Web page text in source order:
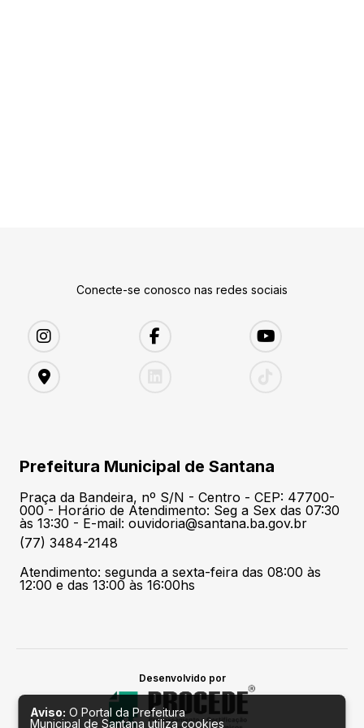
Conecte-se conosco nas redes sociais
Prefeitura Municipal de Santana
Praça da Bandeira, nº S/N - Centro - CEP: 47700-
000 - Horário de Atendimento: Seg a Sex das 07:30
às 13:30 - E-mail: ouvidoria@santana.ba.gov.br
(77) 3484-2148
Atendimento: segunda a sexta-feira das 08:00 às
12:00 e das 13:00 às 16:00hs
Desenvolvido por
Aviso: O Portal da Prefeitura
Municipal de Santana utiliza cookies